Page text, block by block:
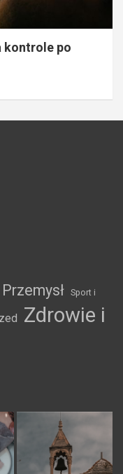
kontrole po
Przemysł Sport i
Zdrowie i